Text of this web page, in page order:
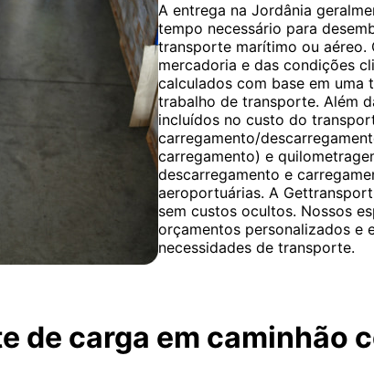
A entrega na Jordânia
tempo necessário para
transporte marítimo ou
mercadoria e das condições
calculados com base em
trabalho de transporte. Além
incluídos no custo do
carregamento/
carregamento) e
descarregamento e
aeroportuárias. A
sem custos ocultos. Nossos
orçamentos personalizados e
necessidades de transporte.
de carga em caminhão